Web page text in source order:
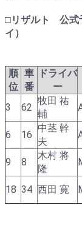
□リザルト 公式
イ）
順
位
車
番
ドライバ
ー
3
62
牧田 祐
輔
6 16
中茎 幹
夫
9 8
木村 将
隆
18 34 西田 寛